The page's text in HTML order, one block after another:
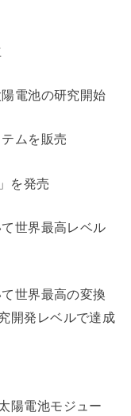
電池の研究開始
ムを販売
を発売
世界最高レベル
世界最高の変換
開発レベルで達成
陽電池モジュー